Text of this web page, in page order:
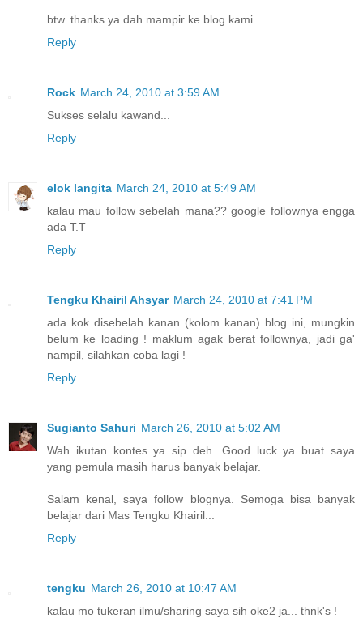
btw. thanks ya dah mampir ke blog kami
Reply
Rock March 24, 2010 at 3:59 AM
Sukses selalu kawand...
Reply
elok langita March 24, 2010 at 5:49 AM
kalau mau follow sebelah mana?? google follownya engga
ada T.T
Reply
Tengku Khairil Ahsyar March 24, 2010 at 7:41 PM
ada kok disebelah kanan (kolom kanan) blog ini, mungkin
belum ke loading ! maklum agak berat follownya, jadi ga'
nampil, silahkan coba lagi !
Reply
Sugianto Sahuri March 26, 2010 at 5:02 AM
Wah..ikutan kontes ya..sip deh. Good luck ya..buat saya
yang pemula masih harus banyak belajar.
Salam kenal, saya follow blognya. Semoga bisa banyak
belajar dari Mas Tengku Khairil...
Reply
tengku March 26, 2010 at 10:47 AM
kalau mo tukeran ilmu/sharing saya sih oke2 ja... thnk's !